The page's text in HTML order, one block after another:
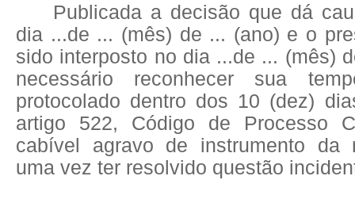
Publicada a decisão que dá
dia ...de ... (mês) de ... (ano) e o
sido interposto no dia ...de ... (mês)
necessário reconhecer sua
protocolado dentro dos 10 (dez)
artigo 522, Código de Processo
cabível agravo de instrumento da
uma vez ter resolvido questão